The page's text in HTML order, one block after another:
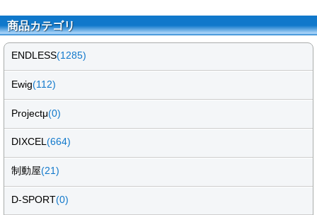
商品カテゴリ
ENDLESS(1285)
Ewig(112)
Projectμ(0)
DIXCEL(664)
制動屋(21)
D-SPORT(0)